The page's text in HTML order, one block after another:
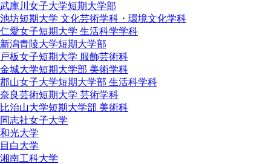
武庫川女子大学短期大学部
池坊短期大学 文化芸術学科・環境文化学科
仁愛女子短期大学 生活科学学科
新潟青陵大学短期大学部
戸板女子短期大学 服飾芸術科
金城大学短期大学部 美術学科
郡山女子大学短期大学部 生活科学科
奈良芸術短期大学 芸術学科
比治山大学短期大学部 美術科
同志社女子大学
和光大学
目白大学
湘南工科大学